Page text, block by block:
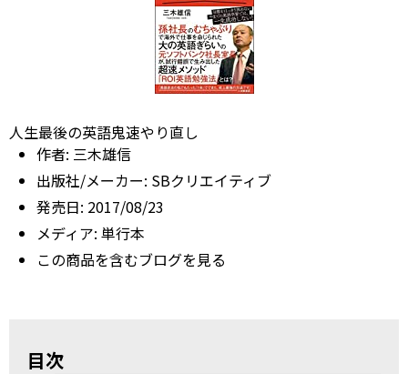
人生最後の英語鬼速やり直し
作者: 三木雄信
出版社/メーカー: SBクリエイティブ
発売日: 2017/08/23
メディア: 単行本
この商品を含むブログを見る
目次